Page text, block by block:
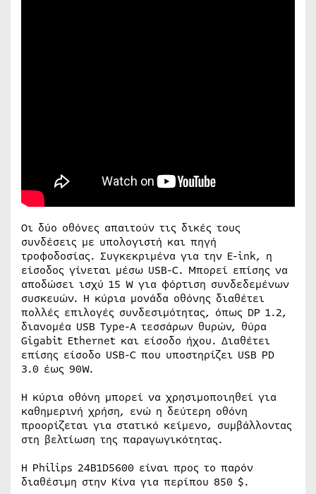
Οι δύο οθόνες απαιτούν τις δικές τους
συνδέσεις με υπολογιστή και πηγή
τροφοδοσίας. Συγκεκριμένα για την E-ink, η
είσοδος γίνεται μέσω USB-C. Μπορεί επίσης να
αποδώσει ισχύ 15 W για φόρτιση συνδεδεμένων
συσκευών. Η κύρια μονάδα οθόνης διαθέτει
πολλές επιλογές συνδεσιμότητας, όπως DP 1.2,
διανομέα USB Type-A τεσσάρων θυρών, θύρα
Gigabit Ethernet και είσοδο ήχου. Διαθέτει
επίσης είσοδο USB-C που υποστηρίζει USB PD
3.0 έως 90W.
Η κύρια οθόνη μπορεί να χρησιμοποιηθεί για
καθημερινή χρήση, ενώ η δεύτερη οθόνη
προορίζεται για στατικό κείμενο, συμβάλλοντας
στη βελτίωση της παραγωγικότητας.
Η Philips 24B1D5600 είναι προς το παρόν
διαθέσιμη στην Κίνα για περίπου 850 $.